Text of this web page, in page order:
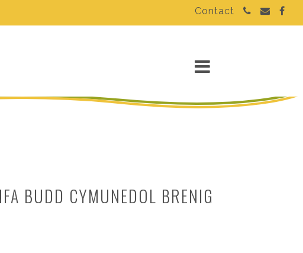
Contact
BUDD CYMUNEDOL BRENIG